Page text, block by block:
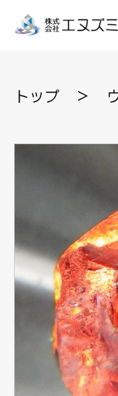
トップ ＞